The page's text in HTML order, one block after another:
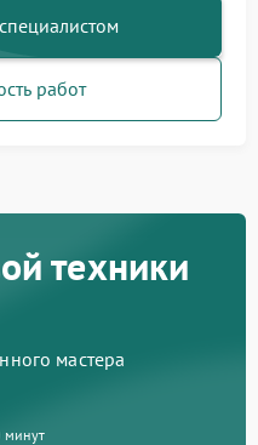
работ
техники
мастера
минут